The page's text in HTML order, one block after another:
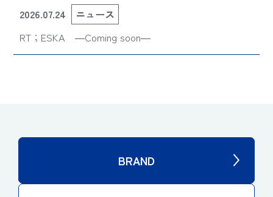
2026.07.24
ニュース
RT；ESKA ―Coming soon―
BRAND